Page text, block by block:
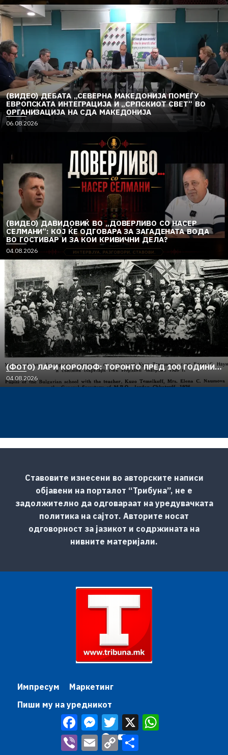
(ВИДЕО) ДЕБАТА „СЕВЕРНА МАКЕДОНИЈА ПОМЕЃУ
ЕВРОПСКАТА ИНТЕГРАЦИЈА И „СРПСКИОТ СВЕТ“ ВО
ОРГАНИЗАЦИЈА НА СДА МАКЕДОНИЈА
06.08.2026
(ВИДЕО) ДАВИДОВИЌ ВО „ДОВЕРЛИВО СО НАСЕР
СЕЛМАНИ“: КОЈ ЌЕ ОДГОВАРА ЗА ЗАГАДЕНАТА ВОДА
ВО ГОСТИВАР И ЗА КОИ КРИВИЧНИ ДЕЛА?
04.08.2026
(ФОТО) ЛАРИ КОРОЛОФ: ТОРОНТО ПРЕД 100 ГОДИНИ…
04.08.2026
Ставовите изнесени во авторските написи
објавени на порталот “Трибуна”, не е
задолжително да одговараат на уредувачката
политика на сајтот. Авторите носат
одговорност за јазикот и содржината на
нивните материјали.
Импресум
Маркетинг
Пиши му на уредникот
FacebookMessenger
TwitterX
Viber
EmailCopy
Link